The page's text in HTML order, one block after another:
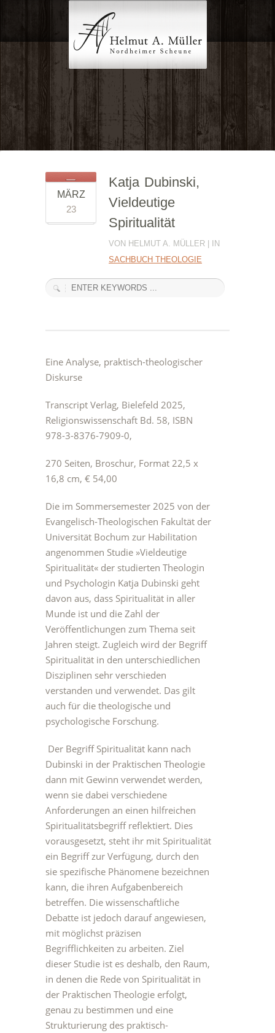
MÄRZ
23
Katja Dubinski,
Vieldeutige
Spiritualität
VON HELMUT A. MÜLLER | IN
SACHBUCH THEOLOGIE
Eine Analyse, praktisch-theologischer
Diskurse
Transcript Verlag, Bielefeld 2025,
Religionswissenschaft Bd. 58, ISBN
978-3-8376-7909-0,
270 Seiten, Broschur, Format 22,5 x
16,8 cm, € 54,00
Die im Sommersemester 2025 von der
Evangelisch-Theologischen Fakultät der
Universität Bochum zur Habilitation
angenommen Studie »Vieldeutige
Spiritualität« der studierten Theologin
und Psychologin Katja Dubinski geht
davon aus, dass Spiritualität in aller
Munde ist und die Zahl der
Veröffentlichungen zum Thema seit
Jahren steigt. Zugleich wird der Begriff
Spiritualität in den unterschiedlichen
Disziplinen sehr verschieden
verstanden und verwendet. Das gilt
auch für die theologische und
psychologische Forschung.
Der Begriff Spiritualität kann nach
Dubinski in der Praktischen Theologie
dann mit Gewinn verwendet werden,
wenn sie dabei verschiedene
Anforderungen an einen hilfreichen
Spiritualitätsbegriff reflektiert. Dies
vorausgesetzt, steht ihr mit Spiritualität
ein Begriff zur Verfügung, durch den
sie spezifische Phänomene bezeichnen
kann, die ihren Aufgabenbereich
betreffen. Die wissenschaftliche
Debatte ist jedoch darauf angewiesen,
mit möglichst präzisen
Begrifflichkeiten zu arbeiten. Ziel
dieser Studie ist es deshalb, den Raum,
in denen die Rede von Spiritualität in
der Praktischen Theologie erfolgt,
genau zu bestimmen und eine
Strukturierung des praktisch-